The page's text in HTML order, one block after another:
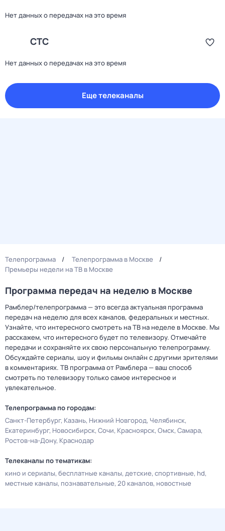
Нет данных о передачах на это время
СТС
Нет данных о передачах на это время
Еще телеканалы
Телепрограмма
Телепрограмма в Москве
Премьеры недели на ТВ в Москве
Программа передач на неделю в Москве
Рамблер/телепрограмма — это всегда актуальная программа
передач на неделю для всех каналов, федеральных и местных.
Узнайте, что интересного смотреть на ТВ на неделе в Москве. Мы
расскажем, что интересного будет по телевизору. Отмечайте
передачи и сохраняйте их свою персональную телепрограмму.
Обсуждайте сериалы, шоу и фильмы онлайн с другими зрителями
в комментариях. ТВ программа от Рамблера — ваш способ
смотреть по телевизору только самое интересное и
увлекательное.
Телепрограмма по городам:
Санкт-Петербург Казань Нижний Новгород Челябинск
Екатеринбург Новосибирск Сочи Красноярск Омск Самара
Ростов-на-Дону Краснодар
Телеканалы по тематикам:
кино и сериалы бесплатные каналы детские спортивные hd
местные каналы познавательные 20 каналов новостные